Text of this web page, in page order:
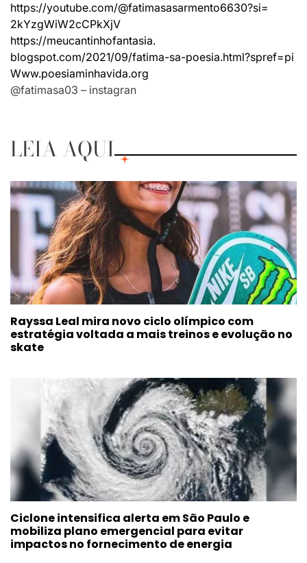
https://youtube.com/@fatimasasarmento6630?si=
2kYzgWiW2cCPkXjV
https://meucantinhofantasia.
blogspot.com/2021/09/fatima-sa-poesia.html?spref=pi
Www.poesiaminhavida.org
@fatimasa03 – instagran
LEIA AQUI
Rayssa Leal mira novo ciclo olímpico com
estratégia voltada a mais treinos e evolução no
skate
Ciclone intensifica alerta em São Paulo e
mobiliza plano emergencial para evitar
impactos no fornecimento de energia